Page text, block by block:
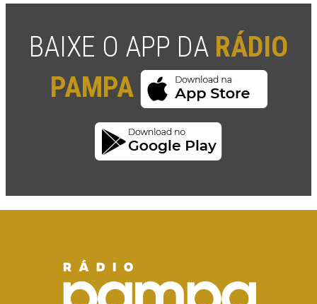
BAIXE O APP DA RÁDIO
PAMPA